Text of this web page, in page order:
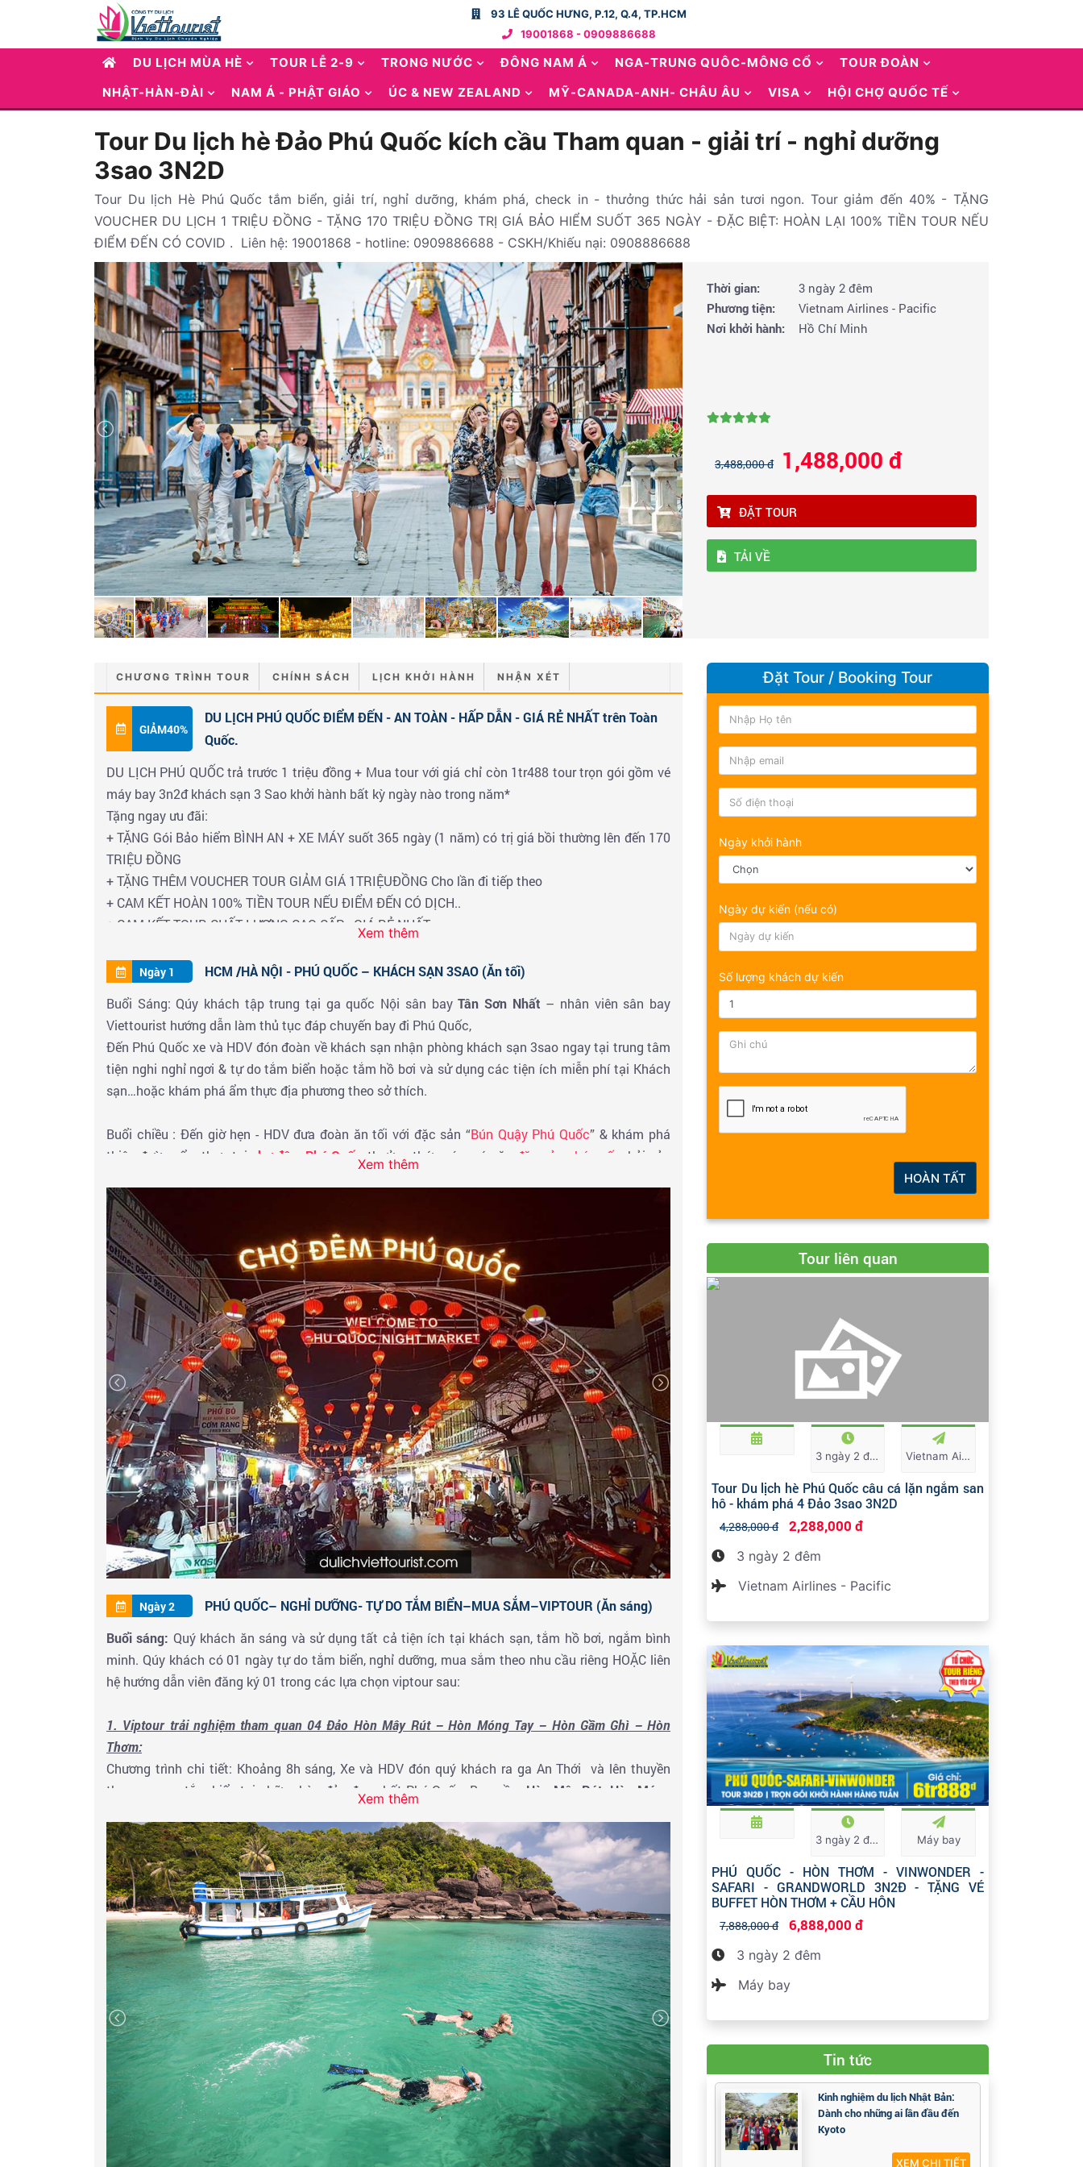
93 LÊ QUỐC HƯNG, P.12, Q.4, TP.HCM
19001868 - 0909886688
DU LỊCH MÙA HÈ TOUR LỄ 2-9 TRONG NƯỚC ĐÔNG NAM Á NGA-TRUNG QUÔC-MÔNG CỔ
TOUR ĐOÀN
NHẬT-HÀN-ĐÀI
NAM Á - PHẬT GIÁO ÚC & NEW ZEALAND MỸ-CANADA-ANH- CHÂU ÂU VISA HỘI CHỢ QUỐC TẾ
Tour Du lịch hè Đảo Phú Quốc kích cầu Tham quan - giải trí - nghỉ dưỡng
3sao 3N2D
Tour Du lịch Hè Phú Quốc tắm biển, giải trí, nghỉ dưỡng, khám phá, check in - thưởng thức hải sản tươi ngon. Tour giảm đến 40% - TẶNG
VOUCHER DU LỊCH 1 TRIỆU ĐỒNG - TẶNG 170 TRIỆU ĐỒNG TRỊ GIÁ BẢO HIỂM SUỐT 365 NGÀY - ĐẶC BIỆT: HOÀN LẠI 100% TIỀN TOUR NẾU
ĐIỂM ĐẾN CÓ COVID . Liên hệ: 19001868 - hotline: 0909886688 - CSKH/Khiếu nại: 0908886688
Thời gian:
3 ngày 2 đêm
Phương tiện:
Vietnam Airlines - Pacific
Nơi khởi hành:
Hồ Chí Minh
3,488,000 đ 1,488,000 đ
ĐẶT TOUR
TẢI VỀ
CHƯƠNG TRÌNH TOUR CHÍNH SÁCH LỊCH KHỞI HÀNH NHẬN XÉT
GIẢM40%
DU LỊCH PHÚ QUỐC ĐIỂM ĐẾN - AN TOÀN - HẤP DẪN - GIÁ RẺ NHẤT trên Toàn
Quốc.
DU LỊCH PHÚ QUỐC trả trước 1 triệu đồng + Mua tour với giá chỉ còn 1tr488 tour trọn gói gồm vé
máy bay 3n2đ khách sạn 3 Sao khởi hành bất kỳ ngày nào trong năm*
Tặng ngay ưu đãi:
+ TẶNG Gói Bảo hiểm BÌNH AN + XE MÁY suốt 365 ngày (1 năm) có trị giá bồi thường lên đến 170
TRIỆU ĐỒNG
+ TẶNG THÊM VOUCHER TOUR GIẢM GIÁ 1TRIỆUĐỒNG Cho lần đi tiếp theo
+ CAM KẾT HOÀN 100% TIỀN TOUR NẾU ĐIỂM ĐẾN CÓ DỊCH..
+ CAM KẾT TOUR CHẤT LƯỢNG CAO CẤP - GIÁ RẺ NHẤT
Xem thêm
Ngày 1
HCM /HÀ NỘI - PHÚ QUỐC – KHÁCH SẠN 3SAO (Ăn tối)
Buổi Sáng: Qúy khách tập trung tại ga quốc Nội sân bayTân Sơn Nhất – nhân viên sân bay
Viettourist hướng dẫn làm thủ tục đáp chuyến bay đi Phú Quốc,
Đến Phú Quốc xe và HDV đón đoàn về khách sạn nhận phòng khách sạn 3sao ngay tại trung tâm
tiện nghi nghỉ ngơi & tự do tắm biển hoặc tắm hồ bơi và sử dụng các tiện ích miễn phí tại Khách
sạn…hoặc khám phá ẩm thực địa phương theo sở thích.
Buổi chiều : Đến giờ hẹn - HDV đưa đoàn ăn tối với đặc sản “Bún Quậy Phú Quốc” & khám phá
thiên đường ẩm thực tại
chợ đêm Phú Quốc , thưởng thức các món ăn đặc sản phú quốc,
hải sản
hoặc trải nghiệm cuộc sống sôi động tại bar, beer, club …Nghỉ đêm tại khách sạn 3sao ( Suncosy
Central Resort, Palma, Lam Hà, Orange, Vanda ,… hoặc tương đương)
Xem thêm
Ngày 2
PHÚ QUỐC– NGHỈ DƯỠNG- TỰ DO TẮM BIỂN–MUA SẮM–VIPTOUR (Ăn sáng)
Buổi sáng: Quý khách ăn sáng và sử dụng tất cả tiện ích tại khách sạn, tắm hồ bơi, ngắm bình
minh. Qúy khách có 01 ngày tự do tắm biển, nghỉ dưỡng, mua sắm theo nhu cầu riêng HOẶC liên
hệ hướng dẫn viên đăng ký 01 trong các lựa chọn viptour sau:
1. Viptour trải nghiệm tham quan 04 Đảo Hòn Mây Rút – Hòn Móng Tay – Hòn Gầm Ghì – Hòn
Thơm:
Chương trình chi tiết: Khoảng 8h sáng, Xe và HDV đón quý khách ra ga An Thới và lên thuyền
tham quan - tắm biển tại những hòn đảo đẹp nhất Phú Quốc. Bao gồm Hòn Mây Rút, Hòn Móng
cùng hệ sinh thái phong phú được bảo tồn. Di chuyển bằng cano tham quan Hòn Mây Rút địa
điểm vô cùng yêu thích của du khách, với xích đu huyền thoại, cây dừa đổ cùng những vách đá
tạo lên những khung hình sống ảo tuyệt vời.
Tiếp tục hành trình đến Hòn Móng Tay, Ăn trưa nghỉ ngơi, vui chơi, tắm biển, nơi đây có
XÍCH ĐU HUYỀN THOẠImà khách du lịch thường xuyên check in - khoảng 1 giờ rồi tiếp tục hành
trình Đến HÒN GẦM GHÌ tham dự chương trình Lặn Ngắm San Hô tại hòn Gầm Ghì nơi có rặng san
hô đầy màu sắc. Đặc biệt quý khách có thể đăng ký chương trình Đi bộ dưới biển - khám phá
công viên san hô với sự phục vụ chuyên nghiệp và tận tình của huấn luyện viên, tận mắt
ngắm nhìn các cụm san hô cùng rất nhiều loài sinh vật biển, tận tay cho các loài cá xinh xắn đủ
sắc màu ăn dưới đáy đại dương (thời gian khoảng 20 phút)
Chiều Cano đưa đoàn về lại cảng Cảng An Thới đếnSunset sanatotại Bãi Trường, bãi biển nổi
tiếng với bờ cát trắng mịn trải dài và nước biển sạch trong tại Phú Quốc, nơi ngắm hoàng hôn đẹp
nhất Phú Quốc - Tự do hưởng thụ cảnh sắc hoàng hôn - Check in sống ảo với công trình độc đáo
như Cổng trời, căn nhà gỗ, nấc thang lên thiên đường ...
2. Viptour - TRẢI NGHIỆM CÁP TREO VƯỢT BIỂN DÀI NHẤT THẾ GIỚI-HÒN THƠM NATURE PARK.
Xem thêm
Đặt Tour / Booking Tour
Ngày khởi hành
Ngày dự kiến (nếu có)
Số lượng khách dự kiến
HOÀN TẤT
Tour liên quan
3 ngày 2 đêm Vietnam Airlines - Pacific
Tour Du lịch hè Phú Quốc câu cá lặn ngắm san
hô - khám phá 4 Đảo 3sao 3N2D
4,288,000 đ 2,288,000 đ
3 ngày 2 đêm
Vietnam Airlines - Pacific
3 ngày 2 đêm Máy bay
PHÚ QUỐC - HÒN THƠM - VINWONDER -
SAFARI - GRANDWORLD 3N2Đ - TẶNG VÉ
BUFFET HÒN THƠM + CẦU HÔN
7,888,000 đ 6,888,000 đ
3 ngày 2 đêm
Máy bay
Tin tức
Kinh nghiệm du lịch Nhật Bản:
Dành cho những ai lần đầu đến
Kyoto
XEM CHI TIẾT